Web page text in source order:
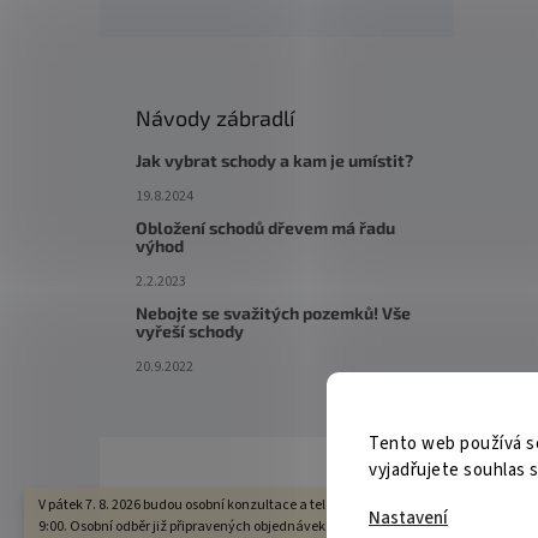
Tento web používá
vyjadřujete souhlas
Nastavení
V pátek 7. 8. 2026 budou osobní konzultace a telefonická podpora dostupné pouze
9:00. Osobní odběr již připravených objednávek bude možný standardně.
Návody zábradlí
Jak vybrat schody a kam je umístit?
19.8.2024
Obložení schodů dřevem má řadu
výhod
2.2.2023
Nebojte se svažitých pozemků! Vše
vyřeší schody
20.9.2022